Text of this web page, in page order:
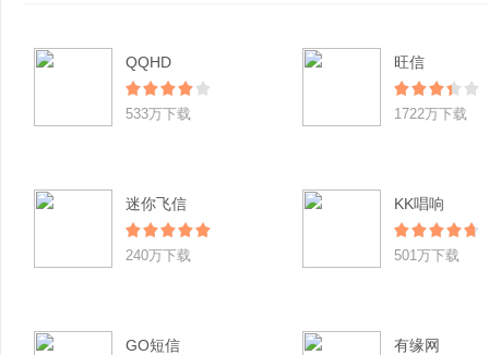
QQHD
533万下载
旺信
1722万下载
迷你飞信
240万下载
KK唱响
501万下载
GO短信 有缘网